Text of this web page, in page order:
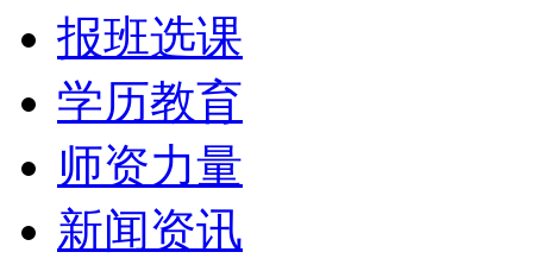
报班选课
学历教育
师资力量
新闻资讯